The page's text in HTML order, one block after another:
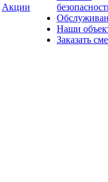
Акции
Наши
Заказать